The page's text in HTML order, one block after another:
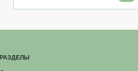
РАЗДЕЛЫ